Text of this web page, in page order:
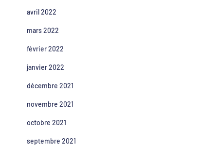
avril 2022
mars 2022
février 2022
janvier 2022
décembre 2021
novembre 2021
octobre 2021
septembre 2021